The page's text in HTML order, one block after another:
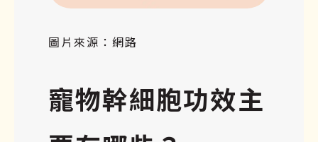
圖片來源：網路
寵物幹細胞功效主